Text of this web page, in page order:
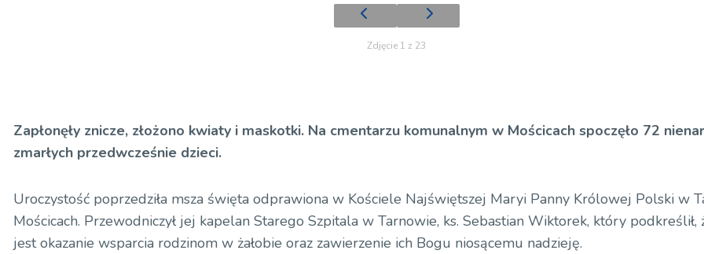
Zdjęcie 1 z 23
Zapłonęły znicze, złożono kwiaty i maskotki. Na cmentarzu komunalnym w Mościcach spoczęło 72
zmarłych przedwcześnie dzieci.
Uroczystość poprzedziła msza święta odprawiona w Kościele Najświętszej Maryi Panny Królowej Polski w
Mościcach. Przewodniczył jej kapelan Starego Szpitala w Tarnowie, ks. Sebastian Wiktorek, który podkreślił,
jest okazanie wsparcia rodzinom w żałobie oraz zawierzenie ich Bogu niosącemu nadzieję.